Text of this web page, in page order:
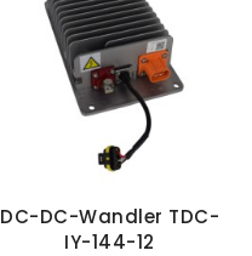
DC-DC-Wandler TDC-
IY-144-12